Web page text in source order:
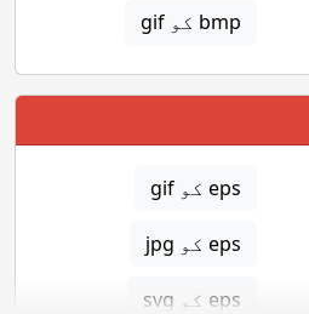
bmp کو gif
eps کو gif
eps کو jpg
eps کو svg